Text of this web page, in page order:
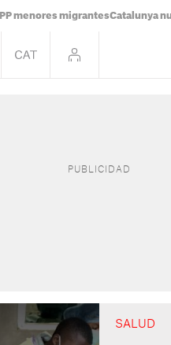
PP menores migrantesCatalunya
SALUD